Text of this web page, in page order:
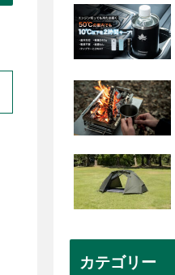
カテゴリー